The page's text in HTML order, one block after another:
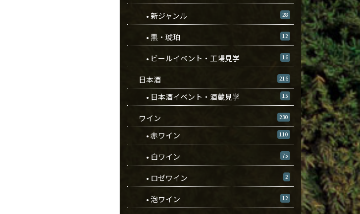
• 新ジャンル 28
• 黒・琥珀 12
• ビールイベント・工場見学 16
日本酒 216
• 日本酒イベント・酒蔵見学 15
ワイン 230
• 赤ワイン 110
• 白ワイン 75
• ロゼワイン 2
• 泡ワイン 12